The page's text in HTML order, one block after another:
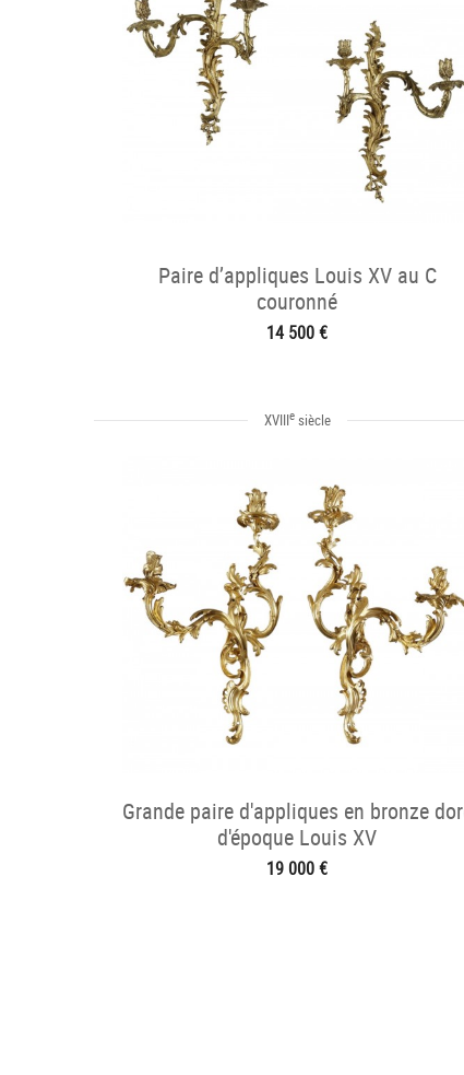
Paire d’appliques Louis XV au C
couronné
14 500 €
XVIIIesiècle
Grande paire d'appliques en bronze
d'époque Louis XV
19 000 €